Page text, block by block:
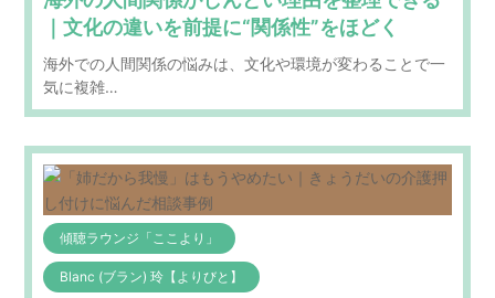
｜文化の違いを前提に“関係性”をほどく
海外での人間関係の悩みは、文化や環境が変わることで一
気に複雑…
傾聴ラウンジ「ここより」
Blanc (ブラン) 玲【よりびと】